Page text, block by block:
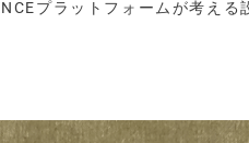
プラットフォームが考え